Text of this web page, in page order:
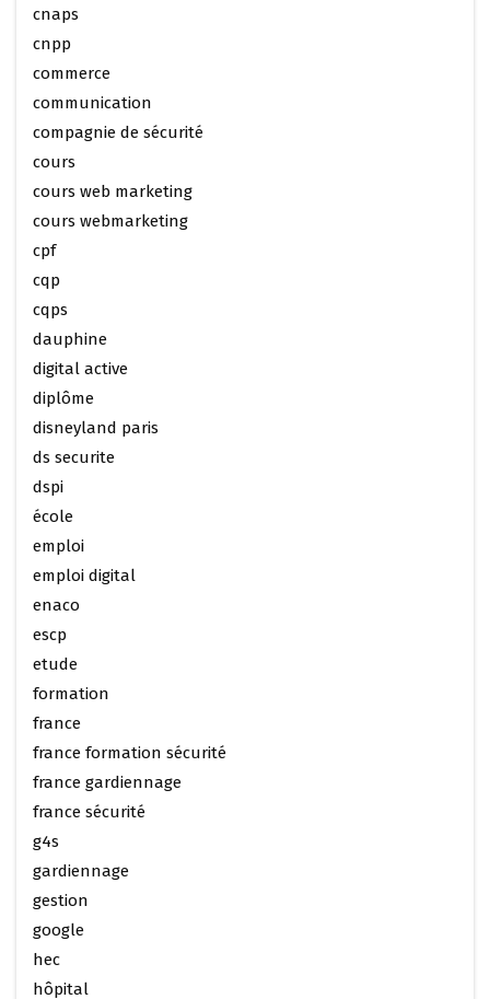
cnaps
cnpp
commerce
communication
compagnie de sécurité
cours
cours web marketing
cours webmarketing
cpf
cqp
cqps
dauphine
digital active
diplôme
disneyland paris
ds securite
dspi
école
emploi
emploi digital
enaco
escp
etude
formation
france
france formation sécurité
france gardiennage
france sécurité
g4s
gardiennage
gestion
google
hec
hôpital